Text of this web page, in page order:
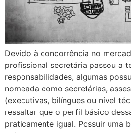
Devido à concorrência no
profissional secretária passou a
responsabilidades, algumas
nomeada como secretárias,
(executivas, bilíngues ou nível
ressaltar que o perfil básico
praticamente igual. Possuir uma